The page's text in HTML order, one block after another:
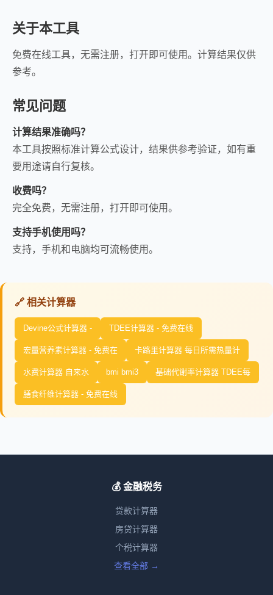
关于本工具
免费在线工具，无需注册，打开即可使用。计算结果仅供
参考。
常见问题
计算结果准确吗？
本工具按照标准计算公式设计，结果供参考验证，如有重
要用途请自行复核。
收费吗？
完全免费，无需注册，打开即可使用。
支持手机使用吗？
支持，手机和电脑均可流畅使用。
🔗 相关计算器
Devine公式计算器 - TDEE计算器 - 免费在线
宏量营养素计算器 - 免费在 卡路里计算器 每日所需热量计
水费计算器 自来水 bmi bmi3 基础代谢率计算器 TDEE每
膳食纤维计算器 - 免费在线
💰 金融税务
贷款计算器
房贷计算器
个税计算器
查看全部 →